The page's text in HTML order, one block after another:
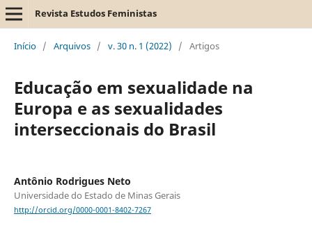
Revista Estudos Feministas
Início / Arquivos / v. 30 n. 1 (2022) / Artigos
Educação em sexualidade na
Europa e as sexualidades
interseccionais do Brasil
Antônio Rodrigues Neto
Universidade do Estado de Minas Gerais
http://orcid.org/0000-0001-8402-7267